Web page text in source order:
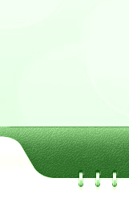
МБУК "Ужурская ЦБС" |